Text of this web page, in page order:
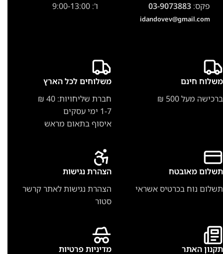
פקס:03-9073883
idandovev@gmail.com
ו': 9:00-13:00
משלוח חינם
ברכישה מעל 500 ₪
משלוחים לכל הארץ
חברת שליחויות: 40 ₪
1-7 ימי עסקים
איסוף בתאום מראש
תשלום מאובטח
תשלום נוח בכרטיס אשראי
הצהרת נגישות
הצהרת נגישות לאתר קרשר
סטור
תקנון האתר מדיניות פרטיות